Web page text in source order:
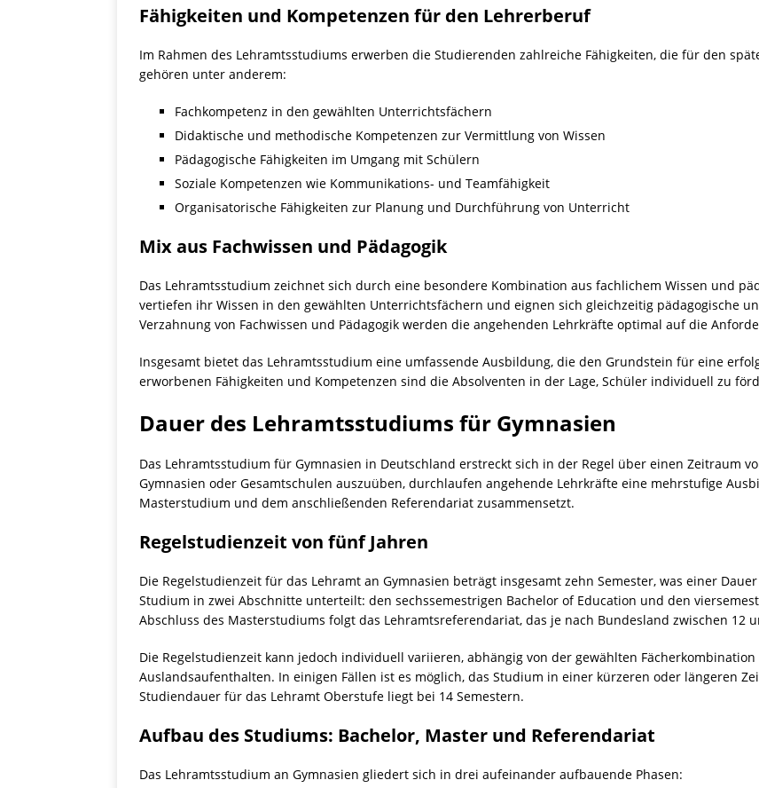
Fähigkeiten und Kompetenzen für den Lehrerberuf
Im Rahmen des Lehramtsstudiums erwerben die Studierenden zahlreiche Fähigkeiten, die für den
gehören unter anderem:
Fachkompetenz in den gewählten Unterrichtsfächern
Didaktische und methodische Kompetenzen zur Vermittlung von Wissen
Pädagogische Fähigkeiten im Umgang mit Schülern
Soziale Kompetenzen wie Kommunikations- und Teamfähigkeit
Organisatorische Fähigkeiten zur Planung und Durchführung von Unterricht
Mix aus Fachwissen und Pädagogik
Das Lehramtsstudium zeichnet sich durch eine besondere Kombination aus fachlichem Wissen und
vertiefen ihr Wissen in den gewählten Unterrichtsfächern und eignen sich gleichzeitig pädagogische
Verzahnung von Fachwissen und Pädagogik werden die angehenden Lehrkräfte optimal auf die
Insgesamt bietet das Lehramtsstudium eine umfassende Ausbildung, die den Grundstein für eine
erworbenen Fähigkeiten und Kompetenzen sind die Absolventen in der Lage, Schüler individuell zu
Dauer des Lehramtsstudiums für Gymnasien
Das Lehramtsstudium für Gymnasien in Deutschland erstreckt sich in der Regel über einen Zeitraum
Gymnasien oder Gesamtschulen auszuüben, durchlaufen angehende Lehrkräfte eine mehrstufige
Masterstudium und dem anschließenden Referendariat zusammensetzt.
Regelstudienzeit von fünf Jahren
Die Regelstudienzeit für das Lehramt an Gymnasien beträgt insgesamt zehn Semester, was einer
Studium in zwei Abschnitte unterteilt: den sechssemestrigen Bachelor of Education und den
Abschluss des Masterstudiums folgt das Lehramtsreferendariat, das je nach Bundesland zwischen 12
Die Regelstudienzeit kann jedoch individuell variieren, abhängig von der gewählten
Auslandsaufenthalten. In einigen Fällen ist es möglich, das Studium in einer kürzeren oder längeren
Studiendauer für das Lehramt Oberstufe liegt bei 14 Semestern.
Aufbau des Studiums: Bachelor, Master und Referendariat
Das Lehramtsstudium an Gymnasien gliedert sich in drei aufeinander aufbauende Phasen: